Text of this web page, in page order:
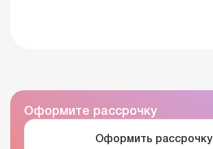
Оформите рассрочку
Оформить рассрочку